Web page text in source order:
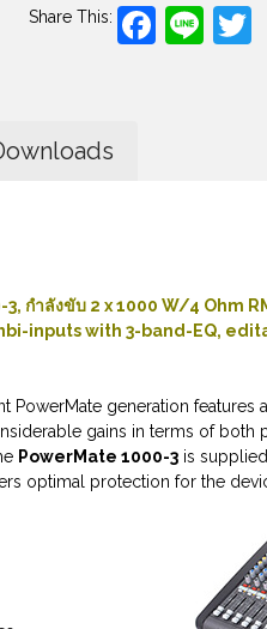
Share This:
Line
3, กำลังขับ 2 x 1000 W/4 Ohm
inputs with 3-band-EQ,
PowerMate generation features
gains in terms of both
PowerMate 1000-3 is
optimal protection for the